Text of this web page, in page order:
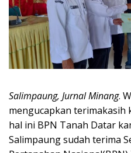
Salimpaung, Jurnal Minang.
mengucapkan terimakasih
hal ini BPN Tanah Datar
Salimpaung sudah terima